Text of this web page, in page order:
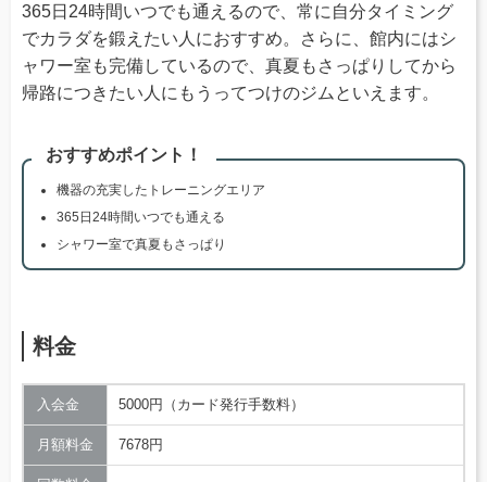
365日24時間いつでも通えるので、常に自分タイミング
でカラダを鍛えたい人におすすめ。さらに、館内にはシ
ャワー室も完備しているので、真夏もさっぱりしてから
帰路につきたい人にもうってつけのジムといえます。
おすすめポイント！
機器の充実したトレーニングエリア
365日24時間いつでも通える
シャワー室で真夏もさっぱり
料金
入会金 5000円（カード発行手数料）
月額料金 7678円